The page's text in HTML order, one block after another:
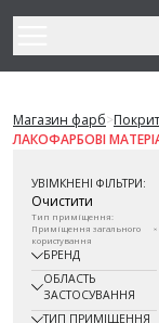
Магазин фарб>
ЛАКОФАРБОВІ
УВІМКНЕНІ ФІЛЬТРИ:
Очистити
Тип приміщення:
Приміщення загального
користування
БРЕНД
ОБЛАСТЬ
ЗАСТОСУВАННЯ
ТИП ПРИМІЩЕННЯ